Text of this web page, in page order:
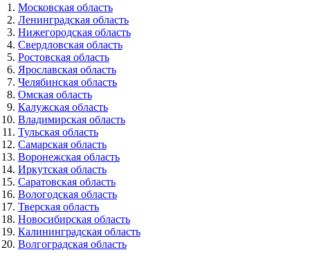
Московская область
Ленинградская область
Нижегородская область
Свердловская область
Ростовская область
Ярославская область
Челябинская область
Омская область
Калужская область
Владимирская область
Тульская область
Самарская область
Воронежская область
Иркутская область
Саратовская область
Вологодская область
Тверская область
Новосибирская область
Калининградская область
Волгоградская область